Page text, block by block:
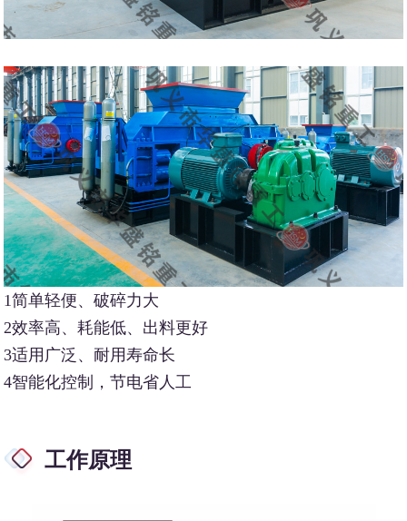
1简单轻便、破碎力大
2效率高、耗能低、出料更好
3适用广泛、耐用寿命长
4智能化控制，节电省人工
工作原理